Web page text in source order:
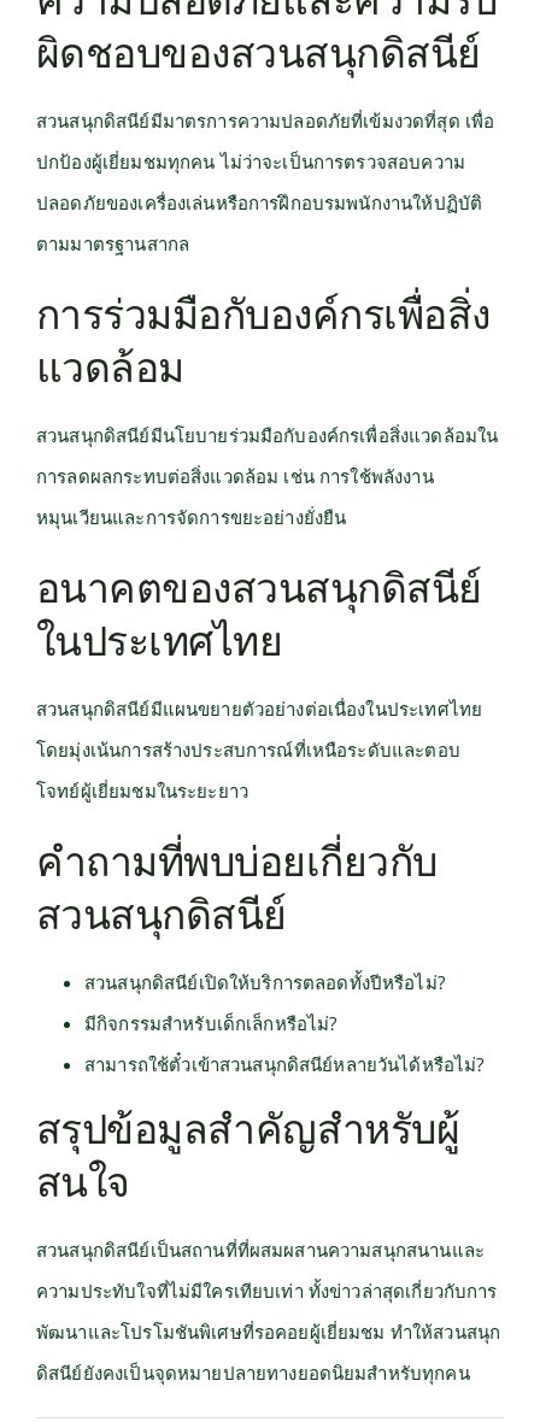
ผิดชอบของสวนสนุกดิสนีย์
สวนสนุกดิสนีย์มีมาตรการความปลอดภัยที่เข้มงวดที่สุด เพื่อ
ปกป้องผู้เยี่ยมชมทุกคน ไม่ว่าจะเป็นการตรวจสอบความ
ปลอดภัยของเครื่องเล่นหรือการฝึกอบรมพนักงานให้ปฏิบัติ
ตามมาตรฐานสากล
การร่วมมือกับองค์กรเพื่อสิ่ง
แวดล้อม
สวนสนุกดิสนีย์มีนโยบายร่วมมือกับองค์กรเพื่อสิ่งแวดล้อมใน
การลดผลกระทบต่อสิ่งแวดล้อม เช่น การใช้พลังงาน
หมุนเวียนและการจัดการขยะอย่างยั่งยืน
อนาคตของสวนสนุกดิสนีย์
ในประเทศไทย
สวนสนุกดิสนีย์มีแผนขยายตัวอย่างต่อเนื่องในประเทศไทย
โดยมุ่งเน้นการสร้างประสบการณ์ที่เหนือระดับและตอบ
โจทย์ผู้เยี่ยมชมในระยะยาว
คำถามที่พบบ่อยเกี่ยวกับ
สวนสนุกดิสนีย์
สวนสนุกดิสนีย์เปิดให้บริการตลอดทั้งปีหรือไม่?
มีกิจกรรมสำหรับเด็กเล็กหรือไม่?
สามารถใช้ตั๋วเข้าสวนสนุกดิสนีย์หลายวันได้หรือไม่?
สรุปข้อมูลสำคัญสำหรับผู้
สนใจ
สวนสนุกดิสนีย์เป็นสถานที่ที่ผสมผสานความสนุกสนานและ
ความประทับใจที่ไม่มีใครเทียบเท่า ทั้งข่าวล่าสุดเกี่ยวกับการ
พัฒนาและโปรโมชันพิเศษที่รอคอยผู้เยี่ยมชม ทำให้สวนสนุก
ดิสนีย์ยังคงเป็นจุดหมายปลายทางยอดนิยมสำหรับทุกคน